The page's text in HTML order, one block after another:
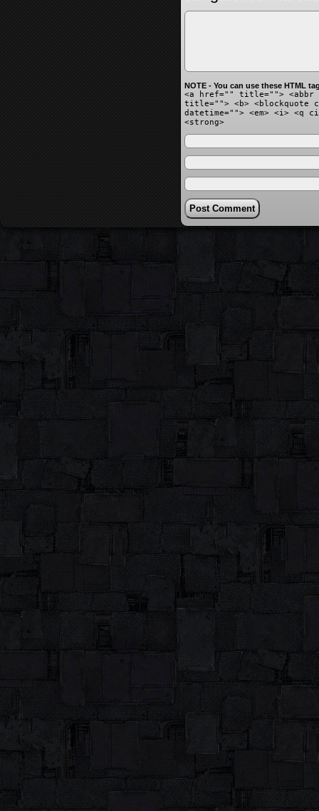
NOTE - You can use these HTML
<a href="" title=""> <abbr
title=""> <b> <blockquote
datetime=""> <em> <i> <q
<strong>